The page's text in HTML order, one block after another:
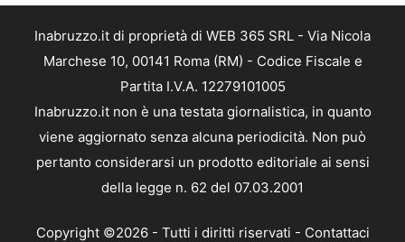
Inabruzzo.it di proprietà di WEB 365 SRL - Via Nicola
Marchese 10, 00141 Roma (RM) - Codice Fiscale e
Partita I.V.A. 12279101005
Inabruzzo.it non è una testata giornalistica, in quanto
viene aggiornato senza alcuna periodicità. Non può
pertanto considerarsi un prodotto editoriale ai sensi
della legge n. 62 del 07.03.2001
Copyright ©2026 - Tutti i diritti riservati - Contattaci